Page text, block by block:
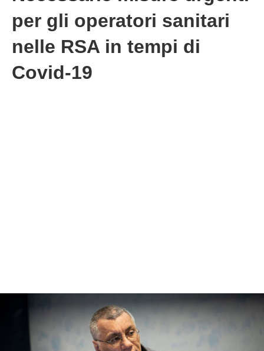
per gli operatori sanitari
nelle RSA in tempi di
Covid-19